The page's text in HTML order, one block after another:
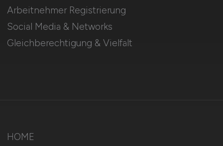
Arbeitnehmer Registrierung
Social Media & Networks
Gleichberechtigung & Vielfalt
HOME